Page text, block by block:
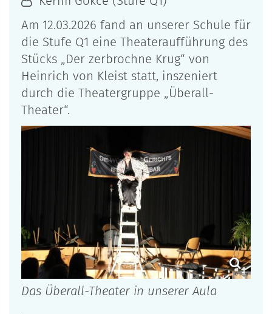
Am 12.03.2026 fand an unserer Schule für
die Stufe Q1 eine Theateraufführung des
Stücks „Der zerbrochne Krug“ von
Heinrich von Kleist statt, inszeniert
durch die Theatergruppe „Überall-
Theater“.
© Htm
Das Überall-Theater in unserer Aula